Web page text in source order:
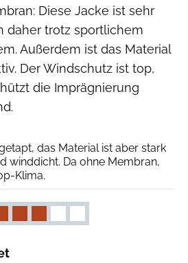
Diese Jacke ist sehr
daher trotz sportlichem
Außerdem ist das Material
Der Windschutz ist top,
die Imprägnierung
das Material ist aber stark
winddicht. Da ohne Membran,
Klima.